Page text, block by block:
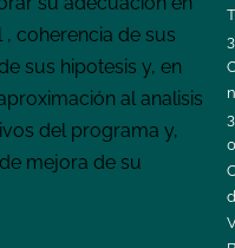
coherencia de sus
sus hipotesis y, en
al analisis
del programa y,
mejora de su
3